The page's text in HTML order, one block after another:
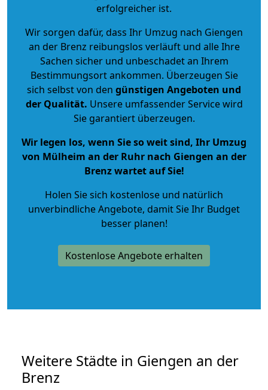
erfolgreicher ist.
Wir sorgen dafür, dass Ihr Umzug nach Giengen
an der Brenz reibungslos verläuft und alle Ihre
Sachen sicher und unbeschadet an Ihrem
Bestimmungsort ankommen. Überzeugen Sie
sich selbst von den günstigen Angeboten und
der Qualität. Unsere umfassender Service wird
Sie garantiert überzeugen.
Wir legen los, wenn Sie so weit sind, Ihr Umzug
von Mülheim an der Ruhr nach Giengen an der
Brenz wartet auf Sie!
Holen Sie sich kostenlose und natürlich
unverbindliche Angebote, damit Sie Ihr Budget
besser planen!
Kostenlose Angebote erhalten
Weitere Städte in Giengen an der
Brenz